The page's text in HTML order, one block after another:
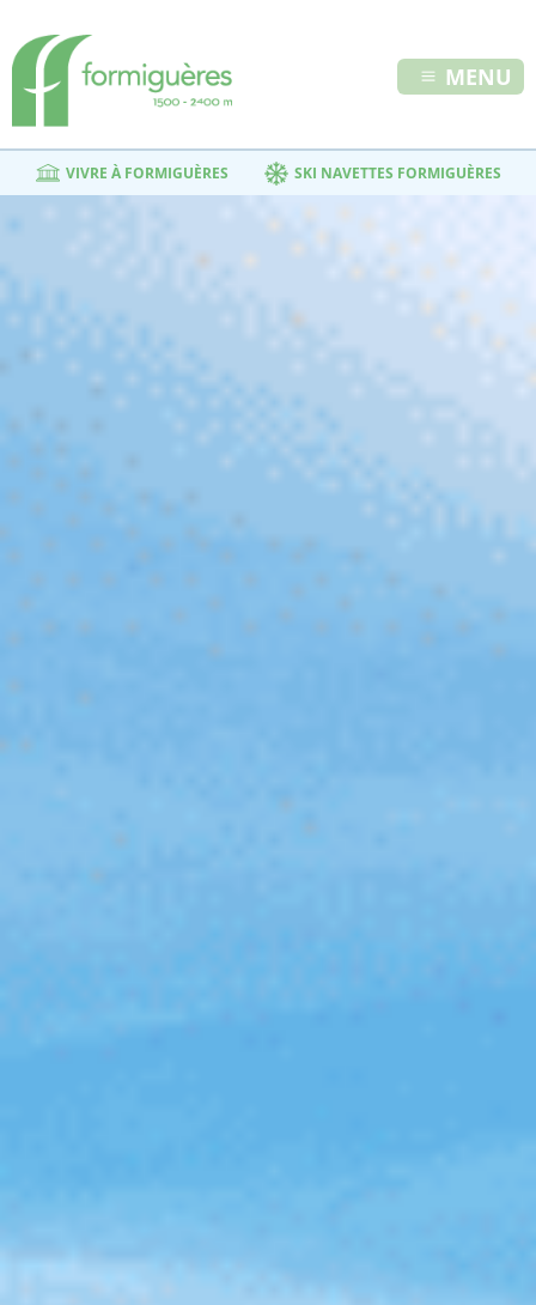
MENU
VIVRE À FORMIGUÈRES SKI NAVETTES FORMIGUÈRES